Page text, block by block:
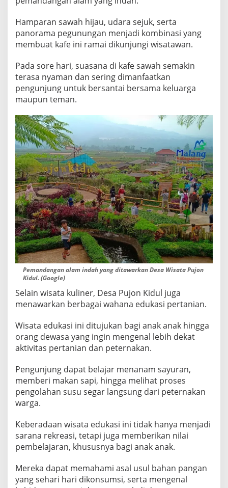
Hamparan sawah hijau, udara sejuk, serta
panorama pegunungan menjadi kombinasi yang
membuat kafe ini ramai dikunjungi wisatawan.
Pada sore hari, suasana di kafe sawah semakin
terasa nyaman dan sering dimanfaatkan
pengunjung untuk bersantai bersama keluarga
maupun teman.
Pemandangan alam indah yang ditawarkan Desa Wisata Pujon
Kidul. (Google)
Selain wisata kuliner, Desa Pujon Kidul juga
menawarkan berbagai wahana edukasi pertanian.
Wisata edukasi ini ditujukan bagi anak anak hingga
orang dewasa yang ingin mengenal lebih dekat
aktivitas pertanian dan peternakan.
Pengunjung dapat belajar menanam sayuran,
memberi makan sapi, hingga melihat proses
pengolahan susu segar langsung dari peternakan
warga.
Keberadaan wisata edukasi ini tidak hanya menjadi
sarana rekreasi, tetapi juga memberikan nilai
pembelajaran, khususnya bagi anak anak.
Mereka dapat memahami asal usul bahan pangan
yang sehari hari dikonsumsi, serta mengenal